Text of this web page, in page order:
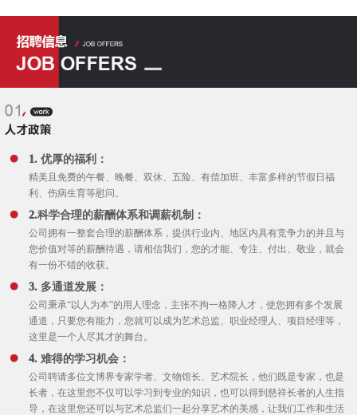
1. 优厚的福利：
精美且免费的午餐、晚餐、双休、五险、有偿加班、丰富多样的节假日福
利、伤病生育等慰问。
2.科学合理的薪酬体系和调薪机制：
公司拥有一整套合理的薪酬体系，提供行业内、地区内具有竞争力的并且与
您价值对等的薪酬待遇，请相信我们，您的才能、专注、付出、敬业，就会
有一份不错的收获。
3. 多通道发展：
公司秉承“以人为本”的用人理念，主张不拘一格降人才，使您拥有多个发展
通道，只要您有能力，您就可以成为艺术总监、职业经理人、项目经理等，
这里是一个人尽其才的舞台。
4. 难得的学习机会：
公司聘请多位文博界专家学者、文物馆长、艺术院长，他们既是专家，也是
长者，在这里您不仅可以学习到专业的知识，也可以得到慈祥长者的人生指
导，在这里您还可以与艺术总监们一起分享艺术的美感，让我们工作和生活